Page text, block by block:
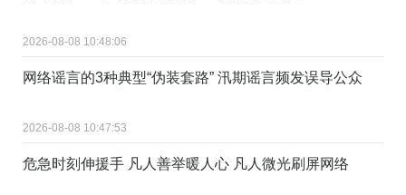
2026-08-08 10:48:06
网络谣言的3种典型“伪装套路” 汛期谣言频发误导公众
2026-08-08 10:47:53
危急时刻伸援手 凡人善举暖人心 凡人微光刷屏网络